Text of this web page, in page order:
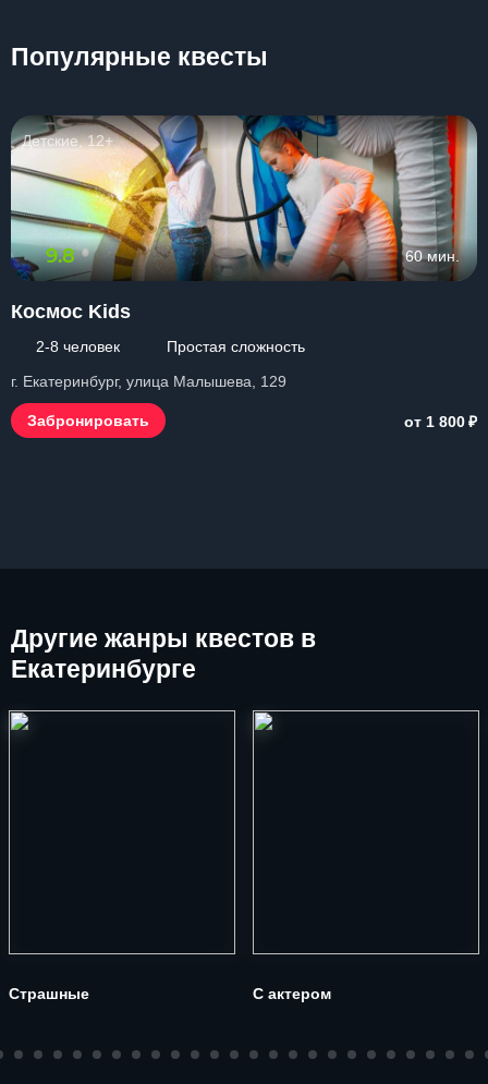
Популярные квесты
Детские, 12+
9.8 60 мин.
Космос Kids
2-8 человек
Простая сложность
г. Екатеринбург, улица Малышева, 129
Забронировать от 1 800₽
Другие жанры квестов в
Екатеринбурге
Страшные С актером